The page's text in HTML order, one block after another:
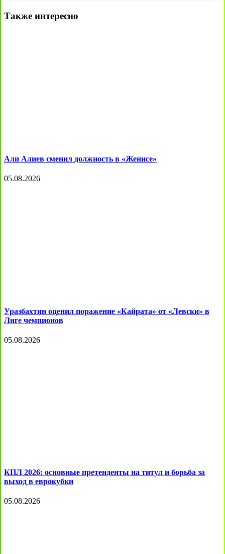
Также интересно
Али Алиев сменил должность в «Женисе»
05.08.2026
Уразбахтин оценил поражение «Кайрата» от «Левски» в
Лиге чемпионов
05.08.2026
КПЛ 2026: основные претенденты на титул и борьба за
выход в еврокубки
05.08.2026